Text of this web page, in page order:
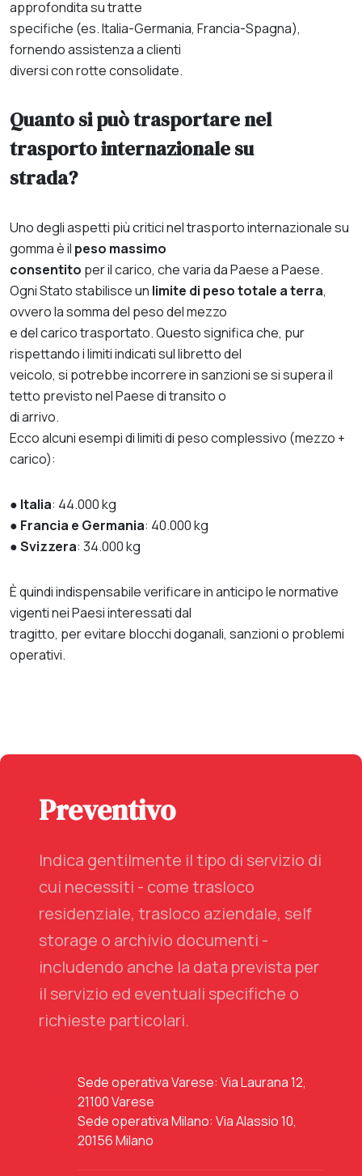
approfondita su tratte
specifiche (es. Italia-Germania, Francia-Spagna),
fornendo assistenza a clienti
diversi con rotte consolidate.
Quanto si può trasportare nel
trasporto internazionale su
strada?
Uno degli aspetti più critici nel trasporto internazionale su
gomma è il peso massimo
consentito per il carico, che varia da Paese a Paese.
Ogni Stato stabilisce un limite di peso totale a terra,
ovvero la somma del peso del mezzo
e del carico trasportato. Questo significa che, pur
rispettando i limiti indicati sul libretto del
veicolo, si potrebbe incorrere in sanzioni se si supera il
tetto previsto nel Paese di transito o
di arrivo.
Ecco alcuni esempi di limiti di peso complessivo (mezzo +
carico):
● Italia: 44.000 kg
● Francia e Germania: 40.000 kg
●Svizzera: 34.000 kg
È quindi indispensabile verificare in anticipo le normative
vigenti nei Paesi interessati dal
tragitto, per evitare blocchi doganali, sanzioni o problemi
operativi.
Preventivo
Indica gentilmente il tipo di servizio di
cui necessiti - come trasloco
residenziale, trasloco aziendale, self
storage o archivio documenti -
includendo anche la data prevista per
il servizio ed eventuali specifiche o
richieste particolari.
Sede operativa Varese: Via Laurana 12,
21100 Varese
Sede operativa Milano: Via Alassio 10,
20156 Milano